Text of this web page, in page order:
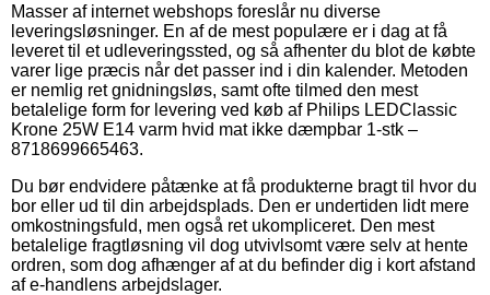
Masser af internet webshops foreslår nu diverse
leveringsløsninger. En af de mest populære er i dag at få
leveret til et udleveringssted, og så afhenter du blot de købte
varer lige præcis når det passer ind i din kalender. Metoden
er nemlig ret gnidningsløs, samt ofte tilmed den mest
betalelige form for levering ved køb af Philips LEDClassic
Krone 25W E14 varm hvid mat ikke dæmpbar 1-stk –
8718699665463.
Du bør endvidere påtænke at få produkterne bragt til hvor du
bor eller ud til din arbejdsplads. Den er undertiden lidt mere
omkostningsfuld, men også ret ukompliceret. Den mest
betalelige fragtløsning vil dog utvivlsomt være selv at hente
ordren, som dog afhænger af at du befinder dig i kort afstand
af e-handlens arbejdslager.